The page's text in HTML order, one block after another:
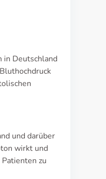
in Deutschland
und darüber
wirkt und
zu